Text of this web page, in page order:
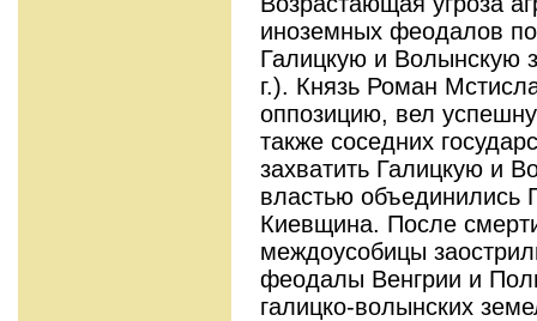
иноземных феодалов
Галицкую и Волынскую
г.). Князь Роман
оппозицию, вел
также соседних
захватить Галицкую и
властью объединились
Киевщина. После
междоусобицы
феодалы Венгрии и
галицко-волынских